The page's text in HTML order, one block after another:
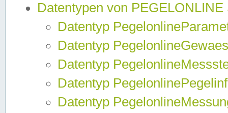
Datentypen von
Datentyp
Datentyp
Datentyp
Datentyp
Datentyp